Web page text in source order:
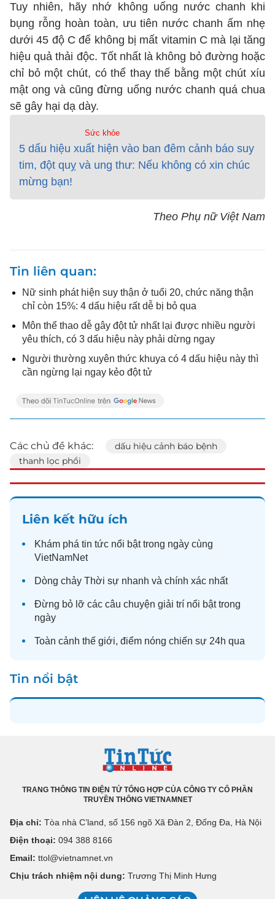
Tuy nhiên, hãy nhớ không uống nước chanh khi
bụng rỗng hoàn toàn, ưu tiên nước chanh ấm nhẹ
dưới 45 độ C để không bị mất vitamin C mà lại tăng
hiệu quả thải độc. Tốt nhất là không bỏ đường hoặc
chỉ bỏ một chút, có thể thay thế bằng một chút xíu
mật ong và cũng đừng uống nước chanh quá chua
sẽ gây hại dạ dày.
Sức khỏe
5 dấu hiệu xuất hiện vào ban đêm cảnh báo suy
tim, đột quỵ và ung thư: Nếu không có xin chúc
mừng bạn!
Theo Phụ nữ Việt Nam
Tin liên quan
Nữ sinh phát hiện suy thận ở tuổi 20, chức năng thận
chỉ còn 15%: 4 dấu hiệu rất dễ bị bỏ qua
Môn thể thao dễ gây đột tử nhất lại được nhiều người
yêu thích, có 3 dấu hiệu này phải dừng ngay
Người thường xuyên thức khuya có 4 dấu hiệu này thì
cần ngừng lại ngay kẻo đột tử
Các chủ đề khác:
dấu hiệu cảnh báo bệnh
thanh lọc phổi
Liên kết hữu ích
Khám phá tin tức nổi bật trong ngày cùng
VietNamNet
Dòng chảy Thời sự nhanh và chính xác nhất
Đừng bỏ lỡ các câu chuyện giải trí nổi bật trong
ngày
Toàn cảnh thế giới, điểm nóng chiến sự 24h qua
Tin nổi bật
TRANG THÔNG TIN ĐIỆN TỬ TỔNG HỢP CỦA CÔNG TY CỔ PHẦN
TRUYỀN THÔNG VIETNAMNET
Địa chỉ: Tòa nhà C’land, số 156 ngõ Xã Đàn 2, Đống Đa, Hà Nội
Điện thoại: 094 388 8166
Email: ttol@vietnamnet.vn
Chịu trách nhiệm nội dung: Trương Thị Minh Hưng